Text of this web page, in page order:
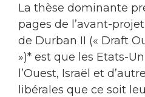
La thèse dominante
pages de l’avant-
de Durban II (« Draft
»)* est que les Etats-
l’Ouest, Israël et
libérales que ce soit